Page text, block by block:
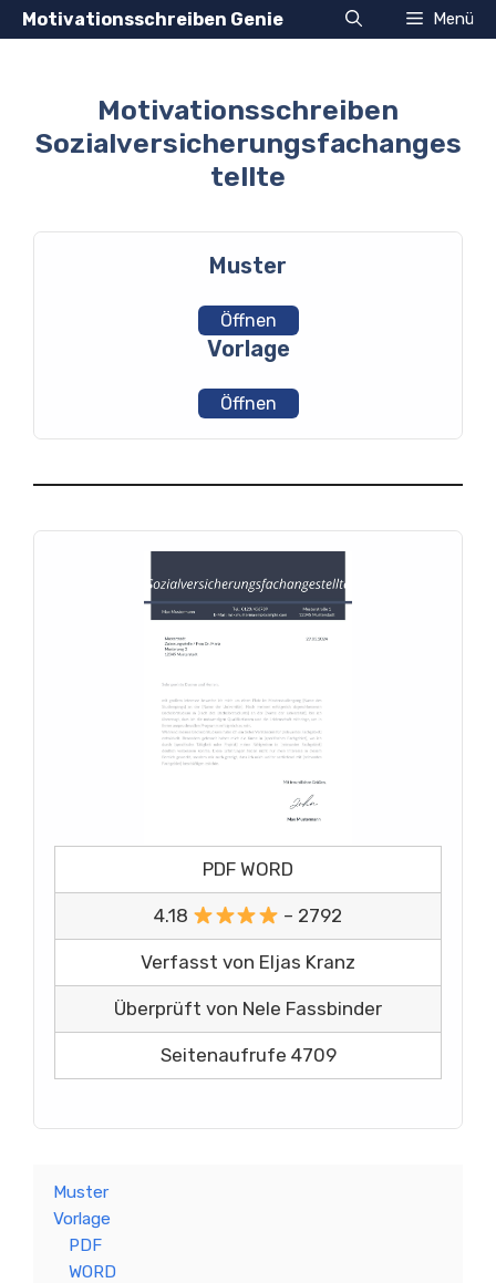
Zum
Inhalt
Motivationsschreiben Genie Menü
Motivationsschreiben
Sozialversicherungsfachanges
tellte
Muster
Öffnen
Vorlage
Öffnen
PDF WORD
4.18 – 2792
Verfasst von Eljas Kranz
Überprüft von Nele Fassbinder
Seitenaufrufe 4709
Muster
Vorlage
PDF
WORD